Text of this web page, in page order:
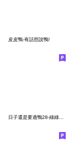
皮皮鴨-有話想說鴨!